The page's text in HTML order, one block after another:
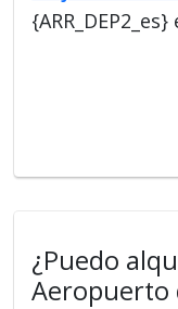
¿Puedo
Aeropuerto